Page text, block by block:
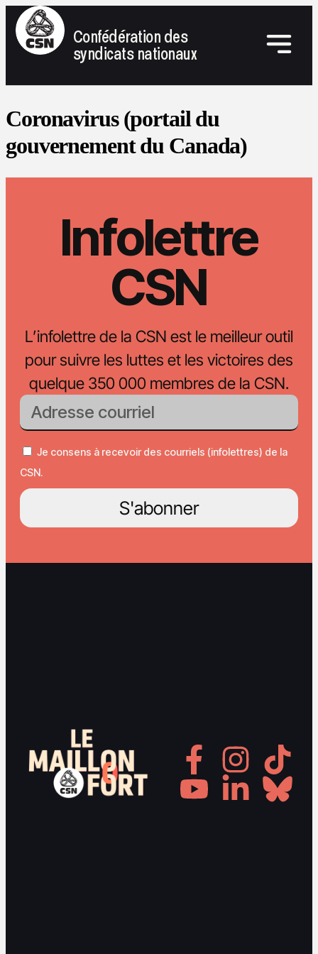
Confédération des
syndicats nationaux
Coronavirus (portail du
gouvernement du Canada)
Infolettre
CSN
L’infolettre de la CSN est le meilleur outil
pour suivre les luttes et les victoires des
quelque 350 000 membres de la CSN.
Je consens à recevoir des courriels (infolettres) de la
CSN.
S'abonner